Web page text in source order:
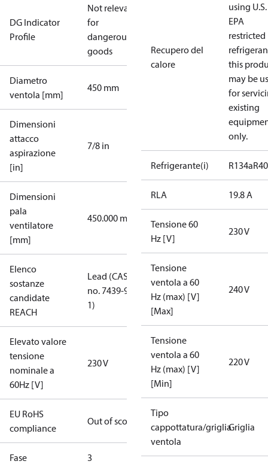
DG Indicator
Profile
Not relevant
for
dangerous
goods
Diametro
ventola [mm]
450 mm
Dimensioni
attacco
aspirazione
[in]
7/8 in
Dimensioni
pala
ventilatore
[mm]
450.000 mm
Elenco
sostanze
candidate
REACH
Lead (CAS
no. 7439-92-
1)
Elevato valore
tensione
nominale a
60Hz [V]
230 V
EU RoHS
compliance
Out of scope
Fase 3
Recupero del
calore
using U.S.
EPA
restricted
this
may be
for
existing
only.
Refrigerante(i) R134a
RLA 19.8 A
Tensione 60
Hz [V]
230 V
Tensione
ventola a 60
Hz (max) [V]
[Max]
240 V
Tensione
ventola a 60
Hz (max) [V]
[Min]
220 V
Tipo
cappottatura/griglia
ventola
Griglia